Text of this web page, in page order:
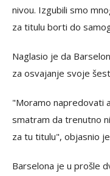
nivou. Izgubili smo
za titulu borti do
Naglasio je da
za osvajanje svoje
"Moramo napredovati
smatram da trenutno
za tu titulu", objasnio
Barselona je u prošle